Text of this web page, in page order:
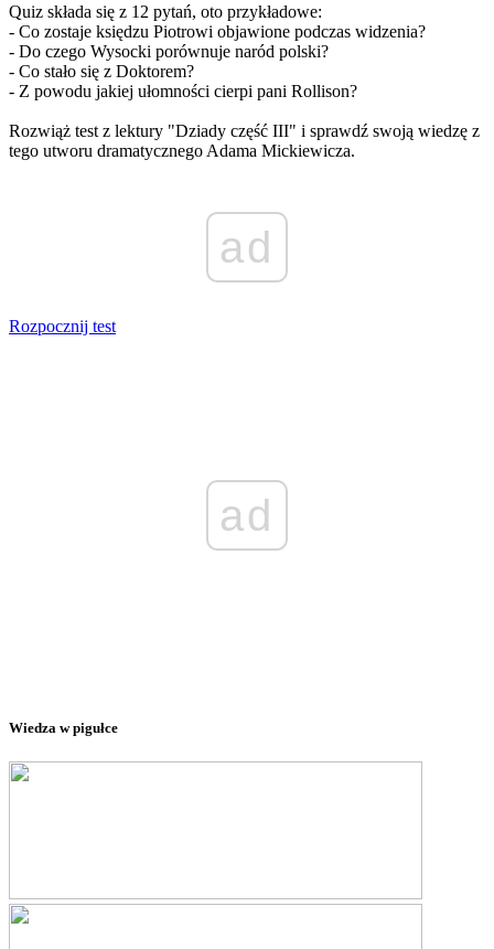
Quiz składa się z 12 pytań, oto przykładowe:
- Co zostaje księdzu Piotrowi objawione podczas widzenia?
- Do czego Wysocki porównuje naród polski?
- Co stało się z Doktorem?
- Z powodu jakiej ułomności cierpi pani Rollison?
Rozwiąż test z lektury "Dziady część III" i sprawdź swoją wiedzę z
tego utworu dramatycznego Adama Mickiewicza.
ad
Rozpocznij test
ad
Wiedza w pigułce